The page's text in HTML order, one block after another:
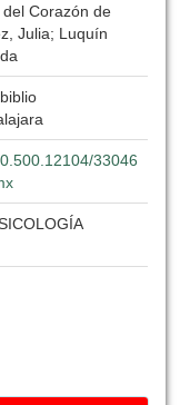
Corazón de
Julia; Luquín
33046